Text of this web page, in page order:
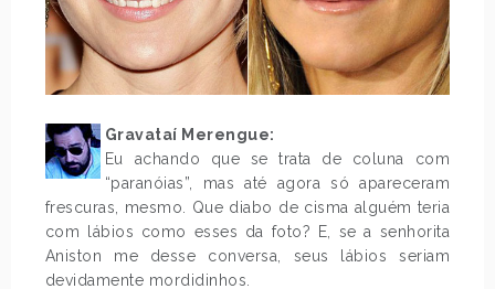
Gravataí Merengue:
Eu achando que se trata de coluna com
“paranóias”, mas até agora só apareceram
frescuras, mesmo. Que diabo de cisma alguém teria
com lábios como esses da foto? E, se a senhorita
Aniston me desse conversa, seus lábios seriam
devidamente mordidinhos.